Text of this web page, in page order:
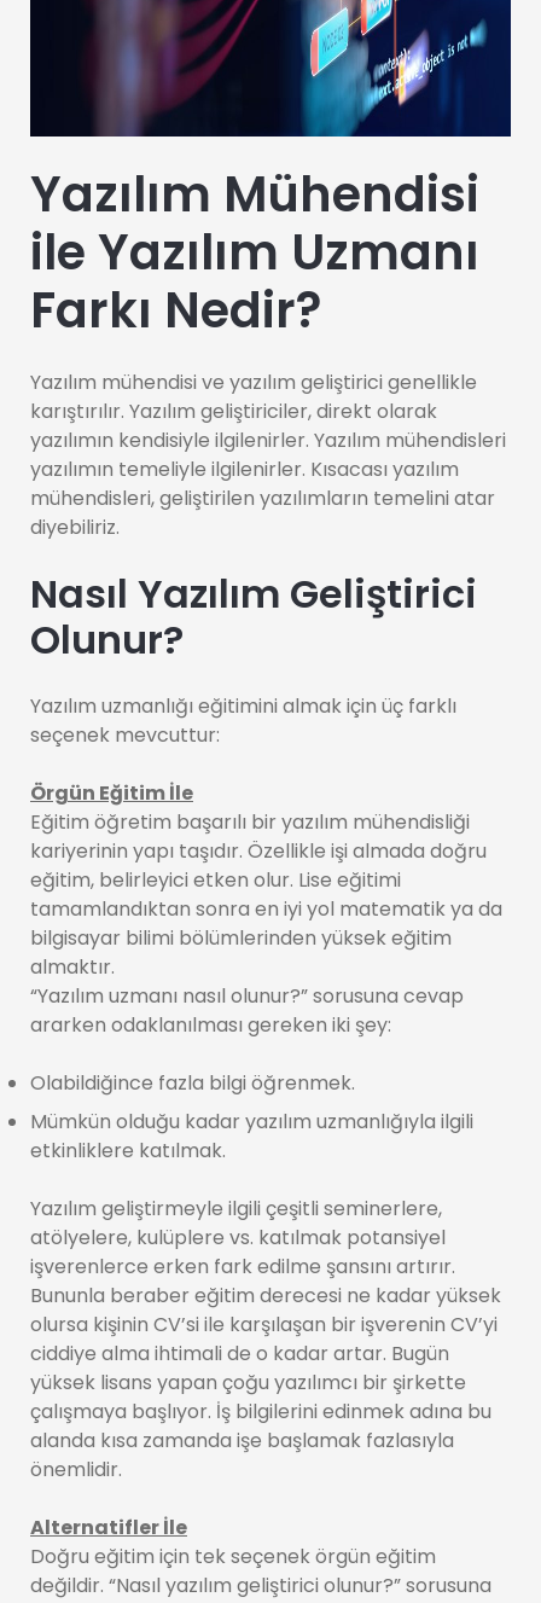
Yazılım Mühendisi
ile Yazılım Uzmanı
Farkı Nedir?
Yazılım mühendisi ve yazılım geliştirici genellikle
karıştırılır. Yazılım geliştiriciler, direkt olarak
yazılımın kendisiyle ilgilenirler. Yazılım mühendisleri
yazılımın temeliyle ilgilenirler. Kısacası yazılım
mühendisleri, geliştirilen yazılımların temelini atar
diyebiliriz.
Nasıl Yazılım Geliştirici
Olunur?
Yazılım uzmanlığı eğitimini almak için üç farklı
seçenek mevcuttur:
Örgün Eğitim İle
Eğitim öğretim başarılı bir yazılım mühendisliği
kariyerinin yapı taşıdır. Özellikle işi almada doğru
eğitim, belirleyici etken olur. Lise eğitimi
tamamlandıktan sonra en iyi yol matematik ya da
bilgisayar bilimi bölümlerinden yüksek eğitim
almaktır.
“Yazılım uzmanı nasıl olunur?” sorusuna cevap
ararken odaklanılması gereken iki şey:
Olabildiğince fazla bilgi öğrenmek.
Mümkün olduğu kadar yazılım uzmanlığıyla ilgili
etkinliklere katılmak.
Yazılım geliştirmeyle ilgili çeşitli seminerlere,
atölyelere, kulüplere vs. katılmak potansiyel
işverenlerce erken fark edilme şansını artırır.
Bununla beraber eğitim derecesi ne kadar yüksek
olursa kişinin CV’si ile karşılaşan bir işverenin CV’yi
ciddiye alma ihtimali de o kadar artar. Bugün
yüksek lisans yapan çoğu yazılımcı bir şirkette
çalışmaya başlıyor. İş bilgilerini edinmek adına bu
alanda kısa zamanda işe başlamak fazlasıyla
önemlidir.
Alternatifler İle
Doğru eğitim için tek seçenek örgün eğitim
değildir. “Nasıl yazılım geliştirici olunur?” sorusuna